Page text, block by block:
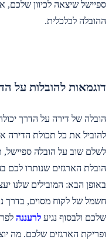
ספיישל שיצאה לכיוון שלכם,
ההובלה לכלכלית.
דוגמאות להובלות על
הובלה של דירה על הדרך
להוביל את כל תכולת הדירה
לשלם שוב על הובלה ספיישל,
הובלת הארגזים שנותרו לכם
באופן הבא: המובילים שלנו
חשמל של לקוח מסוים, בדרך
שלכם ולבסוף נגיע לרעננה
ופריקת הארגזים שלכם. מה